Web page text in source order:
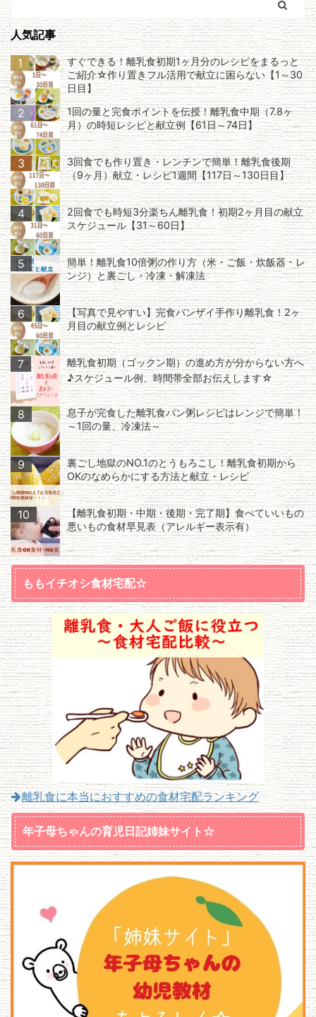
人気記事
1
すぐできる！離乳食初期1ヶ月分のレシピをまるっと
ご紹介☆作り置きフル活用で献立に困らない【1～30
日目】
2
1回の量と完食ポイントを伝授！離乳食中期（7.8ヶ
月）の時短レシピと献立例【61日～74日】
3
3回食でも作り置き・レンチンで簡単！離乳食後期
（9ヶ月）献立・レシピ1週間【117日～130日目】
4
2回食でも時短3分楽ちん離乳食！初期2ヶ月目の献立
スケジュール【31～60日】
5
簡単！離乳食10倍粥の作り方（米・ご飯・炊飯器・レ
ンジ）と裏ごし・冷凍・解凍法
6
【写真で見やすい】完食バンザイ手作り離乳食！2ヶ
月目の献立例とレシピ
7
離乳食初期（ゴックン期）の進め方が分からない方へ
♪スケジュール例、時間帯全部お伝えします☆
8
息子が完食した離乳食パン粥レシピはレンジで簡単！
～1回の量、冷凍法～
9
裏ごし地獄のNO.1のとうもろこし！離乳食初期から
OKのなめらかにする方法と献立・レシピ
10
【離乳食初期・中期・後期・完了期】食べていいもの
悪いもの食材早見表（アレルギー表示有）
ももイチオシ食材宅配☆
離乳食に本当におすすめの食材宅配ランキング
年子母ちゃんの育児日記姉妹サイト☆